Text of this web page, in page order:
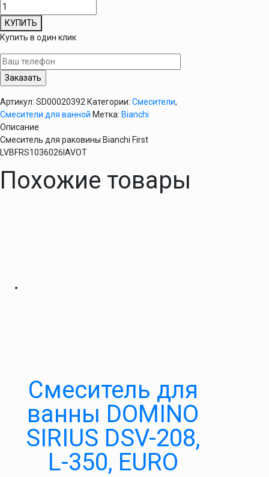
Количество
товара
Смеситель
для
раковины
Bianchi
First
КУПИТЬ
Купить в один клик
Артикул: SD00020392 Категории: Смесители,
Смесители для ванной Метка: Bianchi
Описание
Смеситель для раковины Bianchi First
LVBFRS1036026IAVOT
Похожие товары
Смеситель для
ванны DOMINO
SIRIUS DSV-208,
L-350, EURO